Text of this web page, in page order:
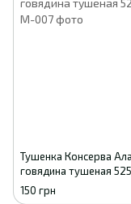
Тушенка Консерва
говядина тушеная
150 грн